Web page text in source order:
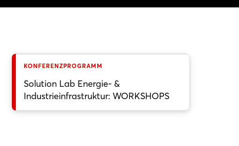
KONFERENZPROGRAMM
Solution Lab Energie- &
Industrieinfrastruktur: WORKSHOPS